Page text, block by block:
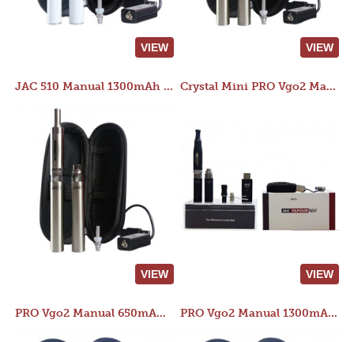
VIEW VIEW
JAC 510 Manual 1300mAh Starter Kit
VIEW
Crystal Mini PRO Vgo2 Manual 400mAh Kit
VIEW
PRO Vgo2 Manual 650mAh Kit PRO Vgo2 Manual 1300mAh Kit